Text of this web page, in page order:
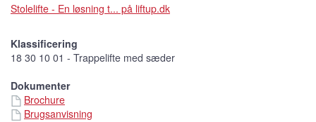
Stolelifte - En løsning t... på liftup.dk
Klassificering
18 30 10 01 - Trappelifte med sæder
Dokumenter
Brochure
Brugsanvisning